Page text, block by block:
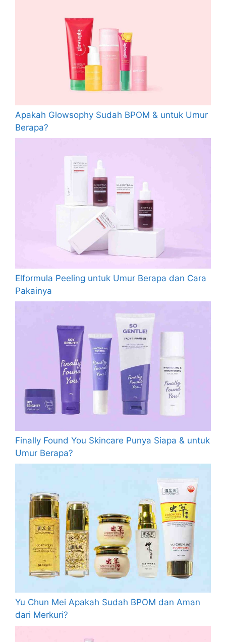
Apakah Glowsophy Sudah BPOM & untuk Umur
Berapa?
Elformula Peeling untuk Umur Berapa dan Cara
Pakainya
Finally Found You Skincare Punya Siapa & untuk
Umur Berapa?
Yu Chun Mei Apakah Sudah BPOM dan Aman
dari Merkuri?